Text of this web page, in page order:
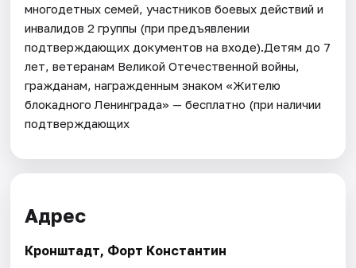
многодетных семей, участников боевых действий и
инвалидов 2 группы (при предъявлении
подтверждающих документов на входе).Детям до 7
лет, ветеранам Великой Отечественной войны,
гражданам, награжденным знаком «Жителю
блокадного Ленинграда» — бесплатно (при наличии
подтверждающих
Адрес
Кронштадт, Форт Константин